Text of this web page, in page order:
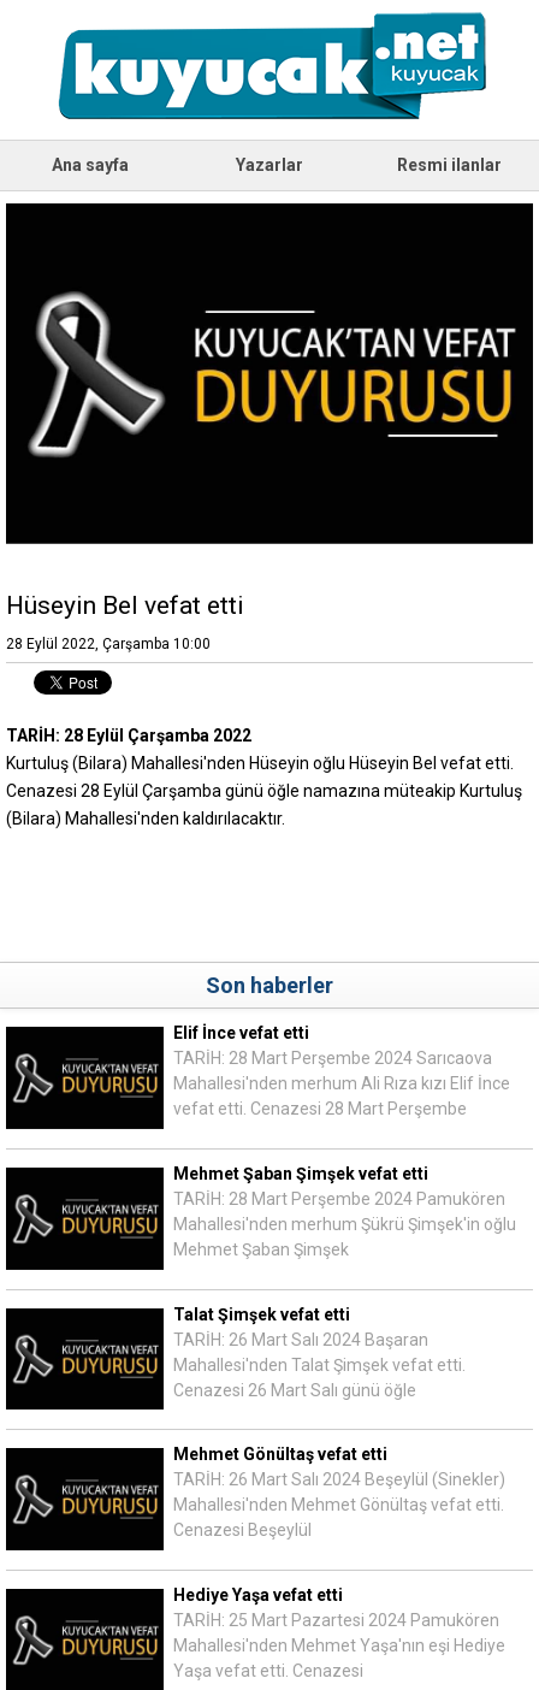
Ana sayfa Yazarlar Resmi ilanlar
Hüseyin Bel vefat etti
28 Eylül 2022, Çarşamba 10:00
TARİH: 28 Eylül Çarşamba 2022
Kurtuluş (Bilara) Mahallesi'nden Hüseyin oğlu Hüseyin Bel vefat etti.
Cenazesi 28 Eylül Çarşamba günü öğle namazına müteakip Kurtuluş
(Bilara) Mahallesi'nden kaldırılacaktır.
Son haberler
Elif İnce vefat etti
TARİH: 28 Mart Perşembe 2024 Sarıcaova
Mahallesi'nden merhum Ali Rıza kızı Elif İnce
vefat etti. Cenazesi 28 Mart Perşembe
Mehmet Şaban Şimşek vefat etti
TARİH: 28 Mart Perşembe 2024 Pamukören
Mahallesi'nden merhum Şükrü Şimşek'in oğlu
Mehmet Şaban Şimşek
Talat Şimşek vefat etti
TARİH: 26 Mart Salı 2024 Başaran
Mahallesi'nden Talat Şimşek vefat etti.
Cenazesi 26 Mart Salı günü öğle
Mehmet Gönültaş vefat etti
TARİH: 26 Mart Salı 2024 Beşeylül (Sinekler)
Mahallesi'nden Mehmet Gönültaş vefat etti.
Cenazesi Beşeylül
Hediye Yaşa vefat etti
TARİH: 25 Mart Pazartesi 2024 Pamukören
Mahallesi'nden Mehmet Yaşa'nın eşi Hediye
Yaşa vefat etti. Cenazesi